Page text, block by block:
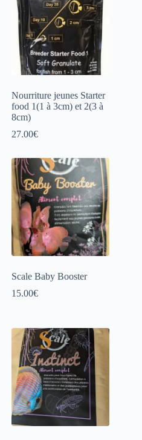
Nourriture jeunes Starter
food 1(1 à 3cm) et 2(3 à
8cm)
27.00€
Scale Baby Booster
15.00€